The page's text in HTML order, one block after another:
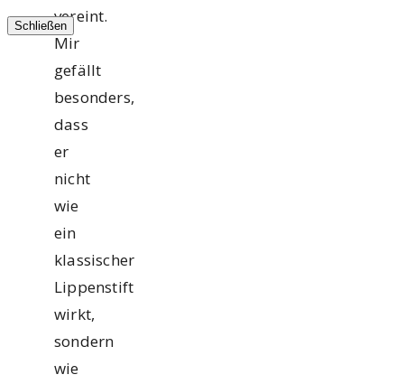
vereint.
Mir
gefällt
besonders,
dass
er
nicht
wie
ein
klassischer
Lippenstift
wirkt,
sondern
wie
Schließen